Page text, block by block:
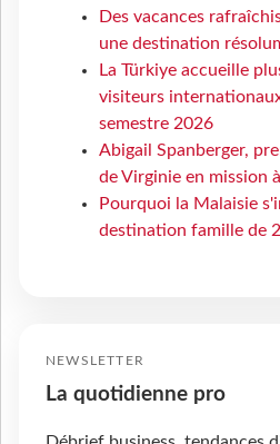
Des vacances
une destination
La Türkiye accueille
visiteurs
semestre 2026
Abigail Spanberger,
de Virginie en mission
Pourquoi la Malaisie
destination famille de
NEWSLETTER
La quotidienne pro